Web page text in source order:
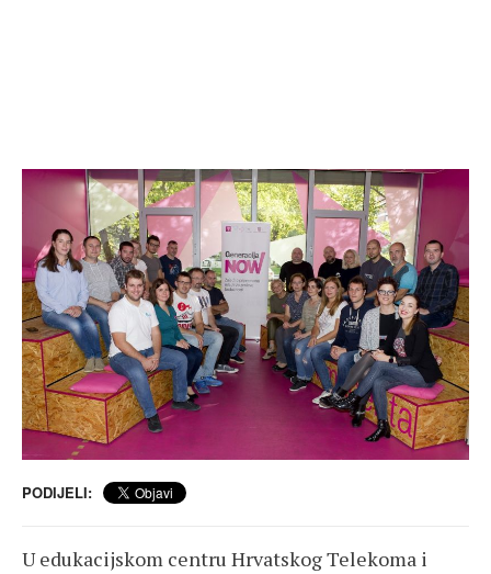
PODIJELI:
U edukacijskom centru Hrvatskog Telekoma i